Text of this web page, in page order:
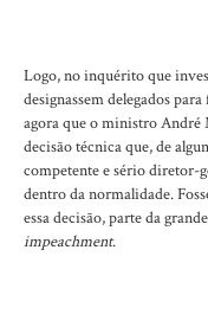
Logo, no inquérito que
designassem delegados
agora que o ministro André
decisão técnica que, de
competente e sério diretor-
dentro da normalidade.
essa decisão, parte da
impeachment.